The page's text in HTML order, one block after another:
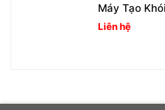
Máy Tạo
Liên hệ